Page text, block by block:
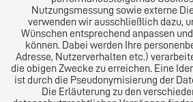
Nutzungsmessung sowie externe
verwenden wir ausschließlich dazu,
Wünschen entsprechend anpassen
können. Dabei werden Ihre
Adresse, Nutzerverhalten etc.)
die obigen Zwecke zu erreichen. Eine
ist durch die Pseudonymisierung der
Die Erläuterung zu den